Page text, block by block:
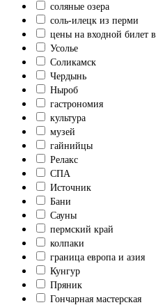
соляные озера
соль-илецк из перми
цены на входной билет
Усолье
Соликамск
Чердынь
Ныроб
гастрономия
культура
музей
гайнийцы
Релакс
СПА
Источник
Бани
Сауны
пермский край
колпаки
граница европа и азия
Кунгур
Пряник
Гончарная мастерская